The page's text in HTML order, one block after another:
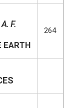
F.
EARTH
264